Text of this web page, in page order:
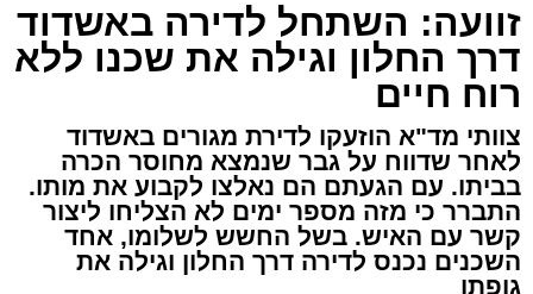
זוועה: השתחל לדירה באשדוד
דרך החלון וגילה את שכנו ללא
רוח חיים
צוותי מד"א הוזעקו לדירת מגורים באשדוד
לאחר שדווח על גבר שנמצא מחוסר הכרה
בביתו. עם הגעתם הם נאלצו לקבוע את מותו.
התברר כי מזה מספר ימים לא הצליחו ליצור
קשר עם האיש. בשל החשש לשלומו, אחד
השכנים נכנס לדירה דרך החלון וגילה את
גופתו